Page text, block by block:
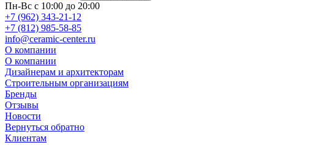
Пн-Вс с 10:00 до 20:00
+7 (962) 343-21-12
+7 (812) 985-58-85
info@ceramic-center.ru
О компании
О компании
Дизайнерам и архитекторам
Строительным организациям
Бренды
Отзывы
Новости
Вернуться обратно
Клиентам